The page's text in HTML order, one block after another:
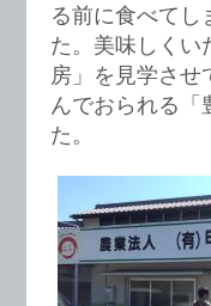
る前に食べて
た。美味しくい
房」を見学させ
んでおられる「
た。